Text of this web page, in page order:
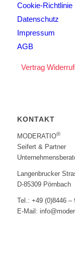
Cookie-Richtlinie
Datenschutz
Impressum
AGB
Vertrag
KONTAKT
MODERATIO®
Seifert & Partner
Langenbrucker
D-85309 Pörnbach
Tel.: +49 (0)8446 –
E-Mail: